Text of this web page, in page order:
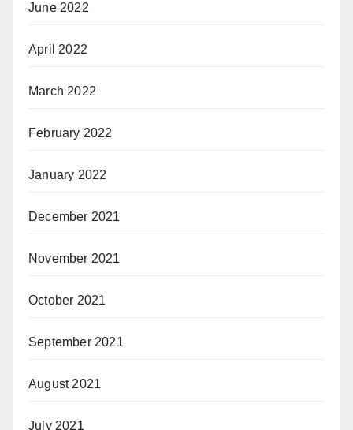
June 2022
April 2022
March 2022
February 2022
January 2022
December 2021
November 2021
October 2021
September 2021
August 2021
July 2021